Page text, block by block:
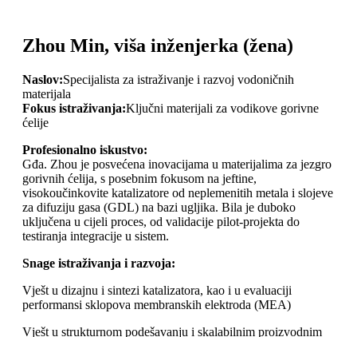
Zhou Min, viša inženjerka (žena)
Naslov:Specijalista za istraživanje i razvoj vodoničnih
materijala
Fokus istraživanja:Ključni materijali za vodikove gorivne
ćelije
Profesionalno iskustvo:
Gđa. Zhou je posvećena inovacijama u materijalima za jezgro
gorivnih ćelija, s posebnim fokusom na jeftine,
visokoučinkovite katalizatore od neplemenitih metala i slojeve
za difuziju gasa (GDL) na bazi ugljika. Bila je duboko
uključena u cijeli proces, od validacije pilot-projekta do
testiranja integracije u sistem.
Snage istraživanja i razvoja:
Vješt u dizajnu i sintezi katalizatora, kao i u evaluaciji
performansi sklopova membranskih elektroda (MEA)
Vješt u strukturnom podešavanju i skalabilnim proizvodnim